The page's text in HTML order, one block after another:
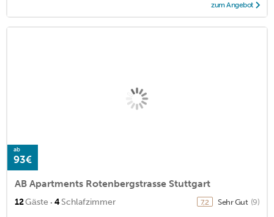
zum Angebot
ab
93€
AB Apartments Rotenbergstrasse Stuttgart
12Gäste · 4Schlafzimmer 7,2 Sehr Gut (9)